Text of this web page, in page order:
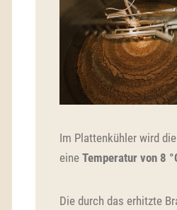
Im Plattenkühler wird
eine Temperatur von 8
Die durch das erhitzte